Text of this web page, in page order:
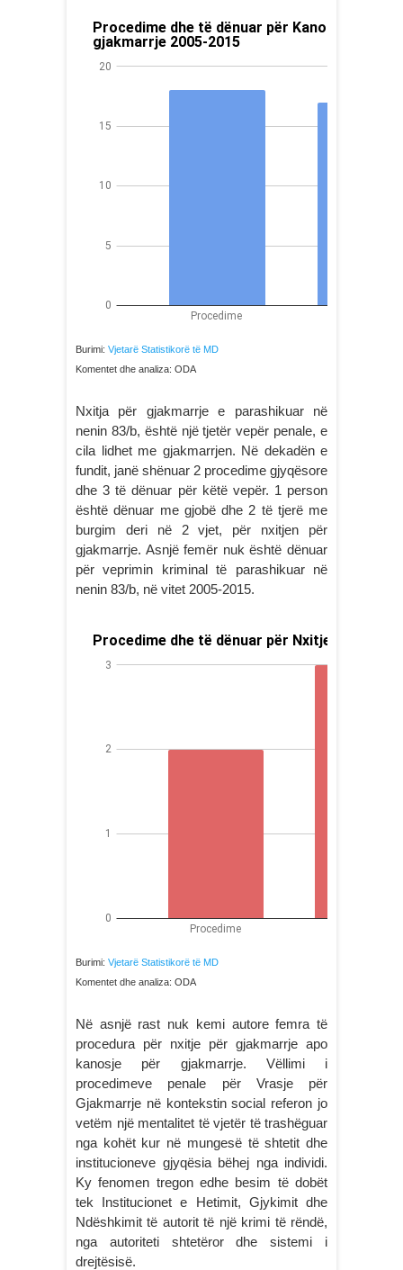
Burimi: Vjetarë Statistikorë të MD
Komentet dhe analiza: ODA
Nxitja për gjakmarrje e parashikuar në
nenin 83/b, është një tjetër vepër penale, e
cila lidhet me gjakmarrjen. Në dekadën e
fundit, janë shënuar 2 procedime gjyqësore
dhe 3 të dënuar për këtë vepër. 1 person
është dënuar me gjobë dhe 2 të tjerë me
burgim deri në 2 vjet, për nxitjen për
gjakmarrje. Asnjë femër nuk është dënuar
për veprimin kriminal të parashikuar në
nenin 83/b, në vitet 2005-2015.
Burimi: Vjetarë Statistikorë të MD
Komentet dhe analiza: ODA
Në asnjë rast nuk kemi autore femra të
procedura për nxitje për gjakmarrje apo
kanosje për gjakmarrje. Vëllimi i
procedimeve penale për Vrasje për
Gjakmarrje në kontekstin social referon jo
vetëm një mentalitet të vjetër të trashëguar
nga kohët kur në mungesë të shtetit dhe
institucioneve gjyqësia bëhej nga individi.
Ky fenomen tregon edhe besim të dobët
tek Institucionet e Hetimit, Gjykimit dhe
Ndëshkimit të autorit të një krimi të rëndë,
nga autoriteti shtetëror dhe sistemi i
drejtësisë.